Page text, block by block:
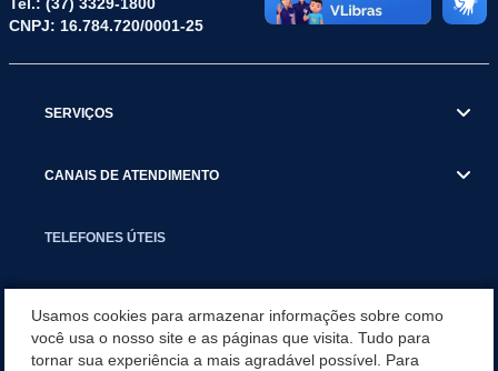
CNPJ: 16.784.720/0001-25
SERVIÇOS
CANAIS DE ATENDIMENTO
TELEFONES ÚTEIS
NOTÍCIAS
Usamos cookies para armazenar informações sobre como
você usa o nosso site e as páginas que visita. Tudo para
tornar sua experiência a mais agradável possível. Para